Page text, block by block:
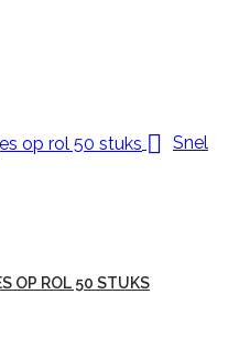
 Snel
OP ROL 50 STUKS